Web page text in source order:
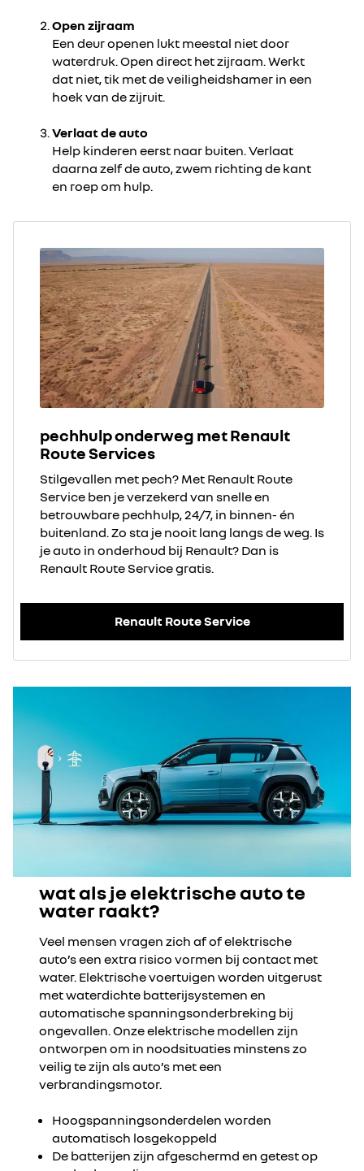
Open zijraam
Een deur openen lukt meestal niet door
waterdruk. Open direct het zijraam. Werkt
dat niet, tik met de veiligheidshamer in een
hoek van de zijruit.
Verlaat de auto
Help kinderen eerst naar buiten. Verlaat
daarna zelf de auto, zwem richting de kant
en roep om hulp.
pechhulp onderweg met Renault
Route Services
Stilgevallen met pech? Met Renault Route
Service ben je verzekerd van snelle en
betrouwbare pechhulp, 24/7, in binnen- én
buitenland. Zo sta je nooit lang langs de weg. Is
je auto in onderhoud bij Renault? Dan is
Renault Route Service gratis.
Renault Route Service
wat als je elektrische auto te
water raakt?
Veel mensen vragen zich af of elektrische
auto’s een extra risico vormen bij contact met
water. Elektrische voertuigen worden uitgerust
met waterdichte batterijsystemen en
automatische spanningsonderbreking bij
ongevallen. Onze elektrische modellen zijn
ontworpen om in noodsituaties minstens zo
veilig te zijn als auto’s met een
verbrandingsmotor.
Hoogspanningsonderdelen worden
automatisch losgekoppeld
De batterijen zijn afgeschermd en getest op